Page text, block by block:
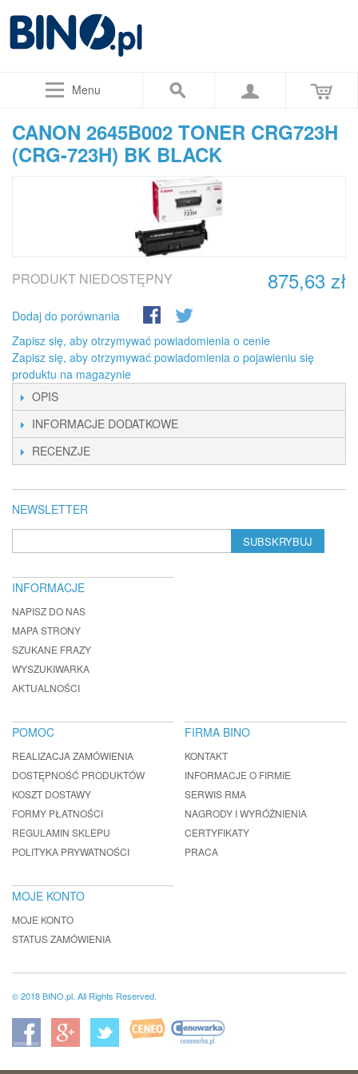
Menu
CANON 2645B002 TONER CRG723H
(CRG-723H) BK BLACK
875,63 zł
PRODUKT NIEDOSTĘPNY
Dodaj do porównania
Zapisz się, aby otrzymywać powiadomienia o cenie
Zapisz się, aby otrzymywać powiadomienia o pojawieniu się
produktu na magazynie
OPIS
INFORMACJE DODATKOWE
RECENZJE
NEWSLETTER
SUBSKRYBUJ
INFORMACJE
NAPISZ DO NAS
MAPA STRONY
SZUKANE FRAZY
WYSZUKIWARKA
AKTUALNOŚCI
POMOC
REALIZACJA ZAMÓWIENIA
DOSTĘPNOŚĆ PRODUKTÓW
KOSZT DOSTAWY
FORMY PŁATNOŚCI
REGULAMIN SKLEPU
POLITYKA PRYWATNOŚCI
FIRMA BINO
KONTAKT
INFORMACJE O FIRMIE
SERWIS RMA
NAGRODY I WYRÓŻNIENIA
CERTYFIKATY
PRACA
MOJE KONTO
MOJE KONTO
STATUS ZAMÓWIENIA
© 2018 BINO.pl. All Rights Reserved.